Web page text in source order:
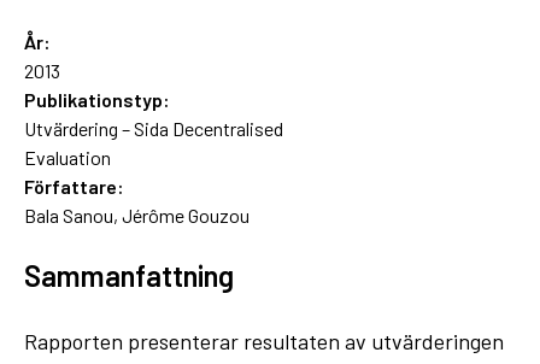
År:
2013
Publikationstyp:
Utvärdering – Sida Decentralised
Evaluation
Författare:
Bala Sanou, Jérôme Gouzou
Sammanfattning
Rapporten presenterar resultaten av utvärderingen